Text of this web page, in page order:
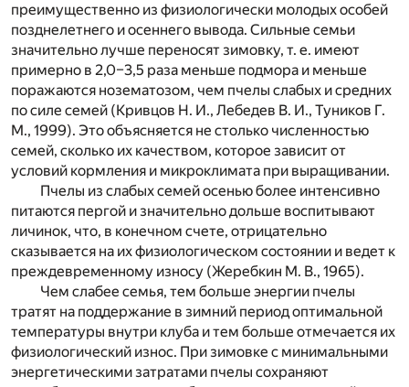
преимущественно из физиологически молодых особей
позднелетнего и осеннего вывода. Сильные семьи
значительно лучше переносят зимовку, т. е. имеют
примерно в 2,0–3,5 раза меньше подмора и меньше
поражаются нозематозом, чем пчелы слабых и средних
по силе семей (Кривцов Н. И., Лебедев В. И., Туников Г.
М., 1999). Это объясняется не столько численностью
семей, сколько их качеством, которое зависит от
условий кормления и микроклимата при выращивании.
Пчелы из слабых семей осенью более интенсивно
питаются пергой и значительно дольше воспитывают
личинок, что, в конечном счете, отрицательно
сказывается на их физиологическом состоянии и ведет к
преждевременному износу (Жеребкин М. В., 1965).
Чем слабее семья, тем больше энергии пчелы
тратят на поддержание в зимний период оптимальной
температуры внутри клуба и тем больше отмечается их
физиологический износ. При зимовке с минимальными
энергетическими затратами пчелы сохраняют